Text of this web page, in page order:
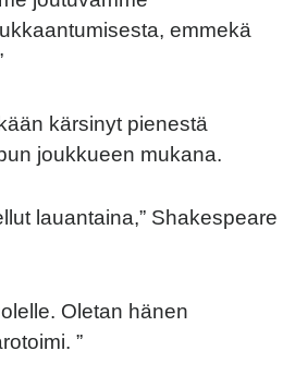
emmekä
kärsinyt pienestä
joukkueen mukana.
lauantaina,” Shakespeare
Oletan hänen
”